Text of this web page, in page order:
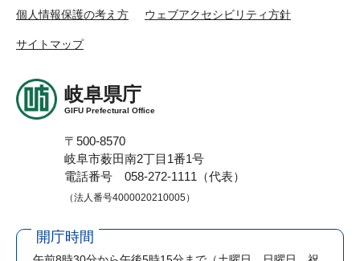
個人情報保護の考え方 ウェブアクセシビリティ方針
サイトマップ
岐阜県庁
GIFU Prefectural Office
〒500-8570
岐阜市薮田南2丁目1番1号
電話番号 058-272-1111（代表）
（法人番号4000020210005）
開庁時間